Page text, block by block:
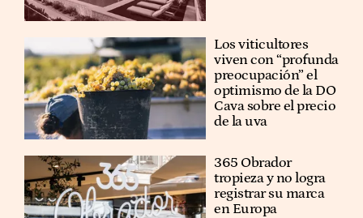
Los viticultores
viven con “profunda
preocupación” el
optimismo de la DO
Cava sobre el precio
de la uva
365 Obrador
tropieza y no logra
registrar su marca
en Europa